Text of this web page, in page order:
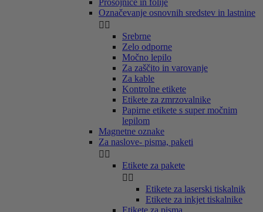
Označevanje osnovnih sredstev in lastnine
 
Srebrne
Zelo odporne
Močno lepilo
Za zaščito in varovanje
Za kable
Kontrolne etikete
Etikete za zmrzovalnike
Papirne etikete s super močnim
lepilom
Magnetne oznake
Za naslove- pisma, paketi
 
Etikete za pakete
 
Etikete za laserski tiskalnik
Etikete za inkjet tiskalnike
Etikete za pisma